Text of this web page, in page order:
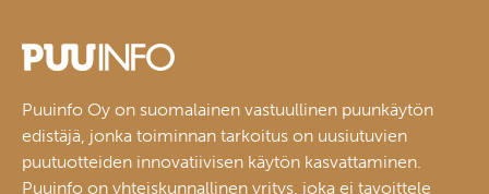
Puuinfo Oy on suomalainen vastuullinen puunkäytön
edistäjä, jonka toiminnan tarkoitus on uusiutuvien
puutuotteiden innovatiivisen käytön kasvattaminen.
Puuinfo on yhteiskunnallinen yritys, joka ei tavoittele